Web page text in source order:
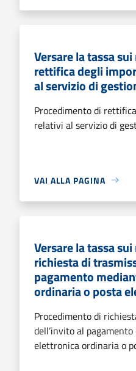
Versare la tassa
rettifica degli
al servizio di
Procedimento di
relativi al servizio di
VAI ALLA PAGINA
Versare la tassa
richiesta di
pagamento
ordinaria o posta
Procedimento di
dell’invito al
elettronica ordinaria o